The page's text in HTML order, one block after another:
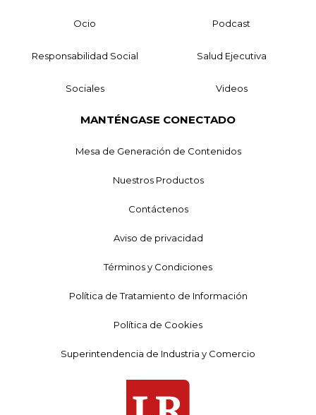
Ocio Podcast
Responsabilidad Social Salud Ejecutiva
Sociales Videos
MANTÉNGASE CONECTADO
Mesa de Generación de Contenidos
Nuestros Productos
Contáctenos
Aviso de privacidad
Términos y Condiciones
Política de Tratamiento de Información
Política de Cookies
Superintendencia de Industria y Comercio